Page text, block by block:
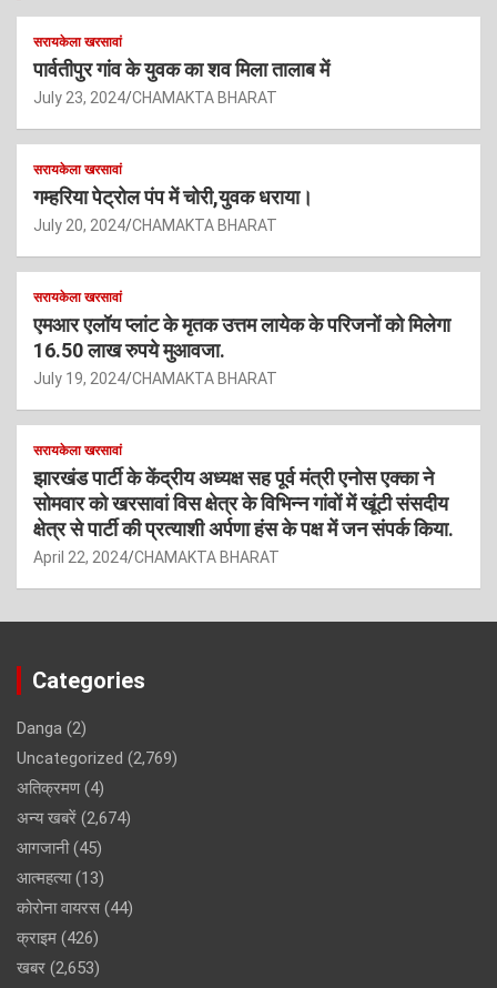
सरायकेला खरसावां
पार्वतीपुर गांव के युवक का शव मिला तालाब में
July 23, 2024 CHAMAKTA BHARAT
सरायकेला खरसावां
गम्हरिया पेट्रोल पंप में चोरी,युवक धराया।
July 20, 2024 CHAMAKTA BHARAT
सरायकेला खरसावां
एमआर एलॉय प्लांट के मृतक उत्तम लायेक के परिजनों को मिलेगा
16.50 लाख रुपये मुआवजा.
July 19, 2024 CHAMAKTA BHARAT
सरायकेला खरसावां
झारखंड पार्टी के केंद्रीय अध्यक्ष सह पूर्व मंत्री एनोस एक्का ने
सोमवार को खरसावां विस क्षेत्र के विभिन्न गांवों में खूंटी संसदीय
क्षेत्र से पार्टी की प्रत्याशी अर्पणा हंस के पक्ष में जन संपर्क किया.
April 22, 2024 CHAMAKTA BHARAT
Categories
Danga (2)
Uncategorized (2,769)
अतिक्रमण(4)
अन्य खबरें (2,674)
आगजानी(45)
आत्महत्या(13)
कोरोना वायरस (44)
क्राइम (426)
खबर (2,653)